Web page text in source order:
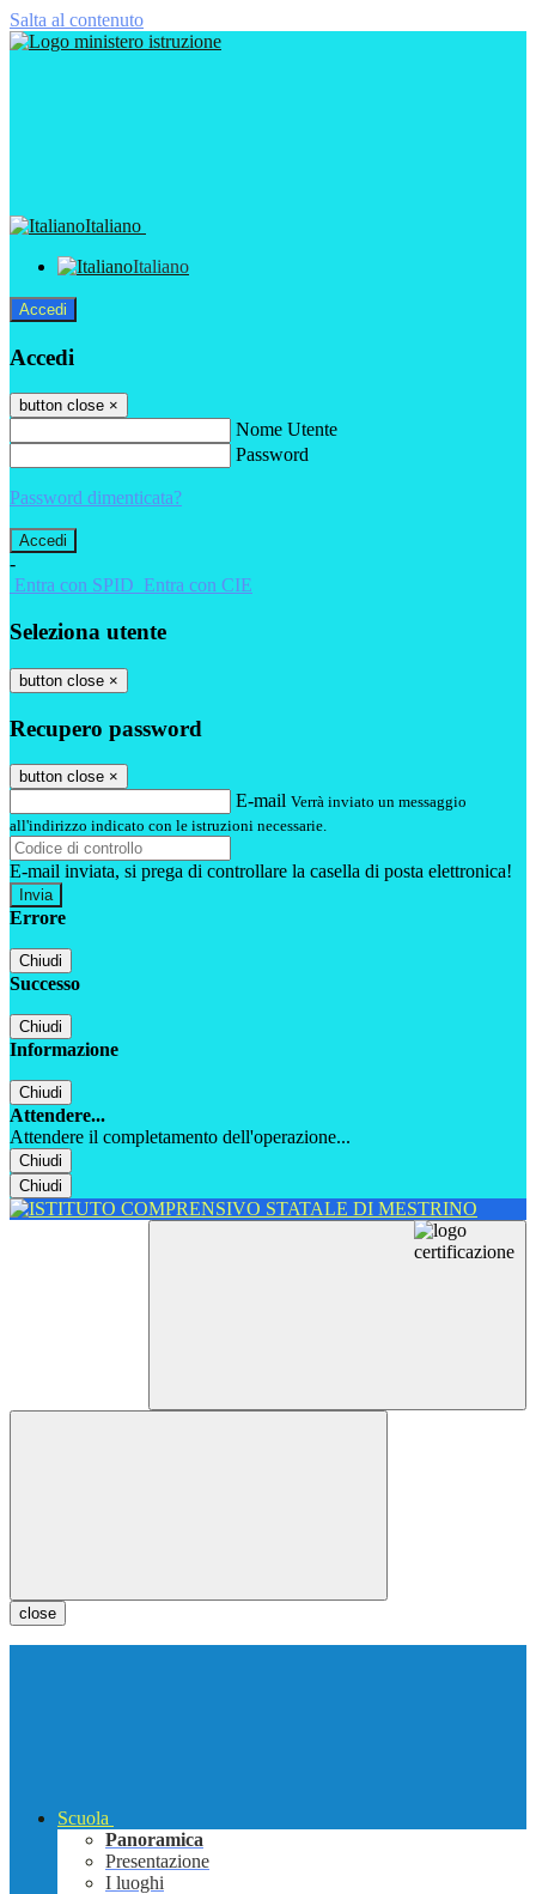
Salta al contenuto
Italiano
Italiano
Accedi
Accedi
button close ×
Nome Utente
Password
Password dimenticata?
-
Entra con SPID Entra con CIE
Seleziona utente
button close ×
Recupero password
button close ×
E-mail Verrà inviato un messaggio
all'indirizzo indicato con le istruzioni necessarie.
E-mail inviata, si prega di controllare la casella di posta elettronica!
Errore
Chiudi
Successo
Chiudi
Informazione
Chiudi
Attendere...
Attendere il completamento dell'operazione...
Chiudi
Chiudi
close
Scuola
Panoramica
Presentazione
I luoghi